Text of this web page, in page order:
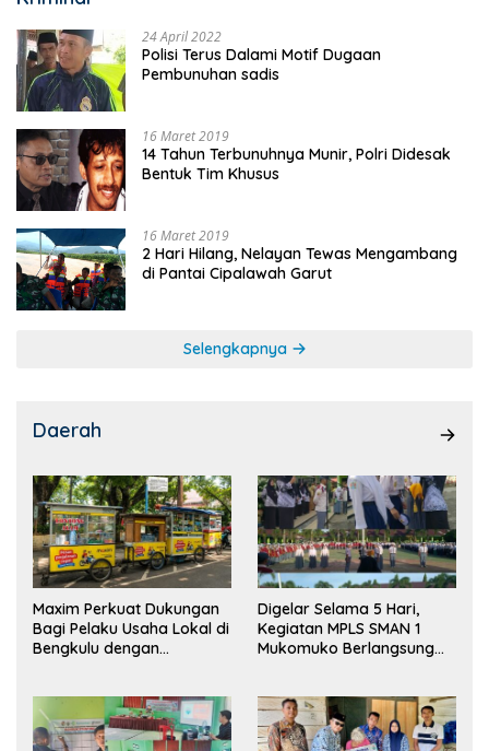
24 April 2022
Polisi Terus Dalami Motif Dugaan
Pembunuhan sadis
16 Maret 2019
14 Tahun Terbunuhnya Munir, Polri Didesak
Bentuk Tim Khusus
16 Maret 2019
2 Hari Hilang, Nelayan Tewas Mengambang
di Pantai Cipalawah Garut
Selengkapnya
Daerah
Maxim Perkuat Dukungan
Bagi Pelaku Usaha Lokal di
Bengkulu dengan
Pasar
Digelar Selama 5 Hari,
Kegiatan MPLS SMAN 1
Mukomuko Berlangsung